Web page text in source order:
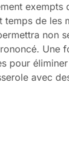
de les
non
Une
pour
avec